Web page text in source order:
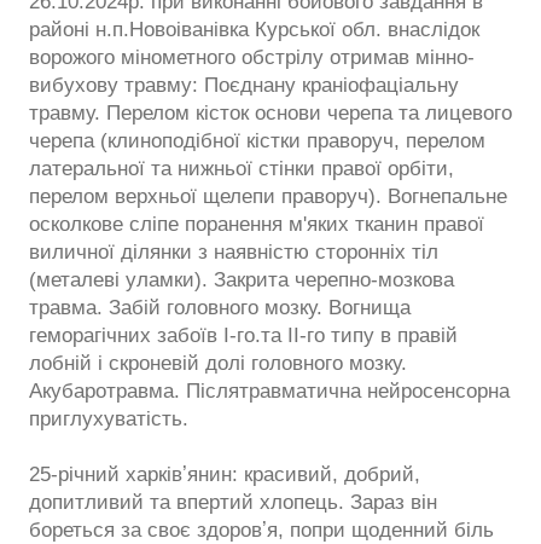
районі н.п.Новоіванівка Курської обл. внаслідок
ворожого мінометного обстрілу отримав мінно-
вибухову травму: Поєднану краніофаціальну
травму. Перелом кісток основи черепа та лицевого
черепа (клиноподібної кістки праворуч, перелом
латеральної та нижньої стінки правої орбіти,
перелом верхньої щелепи праворуч). Вогнепальне
осколкове сліпе поранення м'яких тканин правої
виличної ділянки з наявністю сторонніх тіл
(металеві уламки). Закрита черепно-мозкова
травма. Забій головного мозку. Вогнища
геморагічних забоїв І-го.та ІІ-го типу в правій
лобній і скроневій долі головного мозку.
Акубаротравма. Післятравматична нейросенсорна
приглухуватість.
25-річний харківʼянин: красивий, добрий,
допитливий та впертий хлопець. Зараз він
бореться за своє здоровʼя, попри щоденний біль